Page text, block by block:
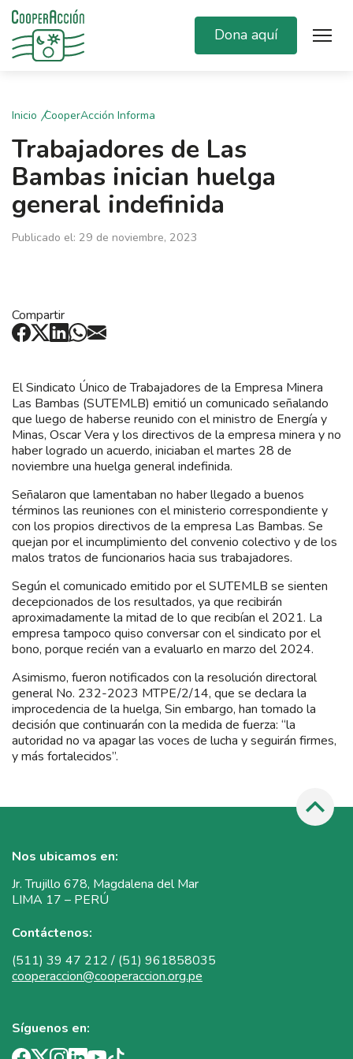
Dona aquí
Inicio CooperAcción Informa
Trabajadores de Las
Bambas inician huelga
general indefinida
Publicado el: 29 de noviembre, 2023
Compartir
El Sindicato Único de Trabajadores de la Empresa Minera
Las Bambas (SUTEMLB) emitió un comunicado señalando
que luego de haberse reunido con el ministro de Energía y
Minas, Oscar Vera y los directivos de la empresa minera y no
haber logrado un acuerdo, iniciaban el martes 28 de
noviembre una huelga general indefinida.
Señalaron que lamentaban no haber llegado a buenos
términos las reuniones con el ministerio correspondiente y
con los propios directivos de la empresa Las Bambas. Se
quejan por el incumplimiento del convenio colectivo y de los
malos tratos de funcionarios hacia sus trabajadores.
Según el comunicado emitido por el SUTEMLB se sienten
decepcionados de los resultados, ya que recibirán
aproximadamente la mitad de lo que recibían el 2021. La
empresa tampoco quiso conversar con el sindicato por el
bono, porque recién van a evaluarlo en marzo del 2024.
Asimismo, fueron notificados con la resolución directoral
general No. 232-2023 MTPE/2/14, que se declara la
improcedencia de la huelga, Sin embargo, han tomado la
decisión que continuarán con la medida de fuerza: “la
autoridad no va apagar las voces de lucha y seguirán firmes,
y más fortalecidos”.
Nos ubicamos en:
Jr. Trujillo 678, Magdalena del Mar
LIMA 17 – PERÚ
Contáctenos:
(511) 39 47 212 / (51) 961858035
cooperaccion@cooperaccion.org.pe
Síguenos en: